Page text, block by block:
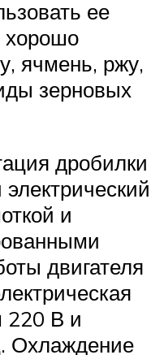
ее
хорошо
ячмень, ржу,
зерновых
дробилки
и
двигателя
220 В и
Охлаждение